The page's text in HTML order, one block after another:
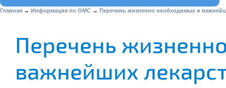
Главная → Информация по ОМС → Перечень жизненно необходимых и
Перечень
важнейших